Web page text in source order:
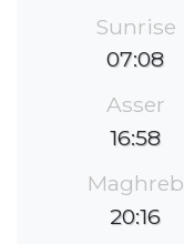
Sunrise
07:08
Asser
16:58
Maghreb
20:16